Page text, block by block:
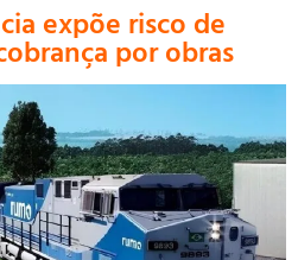
expõe risco de
por obras